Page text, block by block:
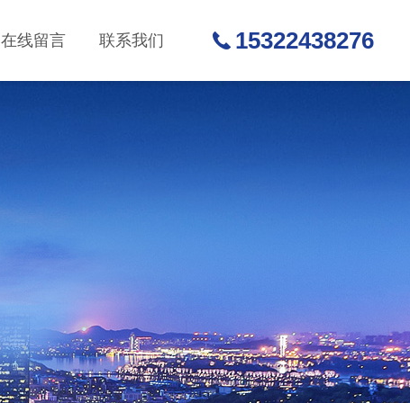
在线留言 联系我们 15322438276